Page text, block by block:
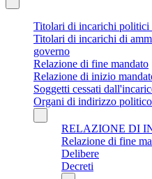
Titolari di incarichi politici
Titolari di incarichi di
governo
Relazione di fine mandato
Relazione di inizio
Soggetti cessati
Organi di indirizzo
RELAZIONE DI
Relazione di fine
Delibere
Decreti